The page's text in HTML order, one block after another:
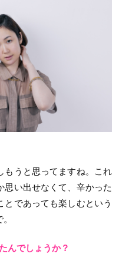
もうと思ってますね。これ
思い出せなくて、辛かった
であっても楽しむという
んでしょうか？